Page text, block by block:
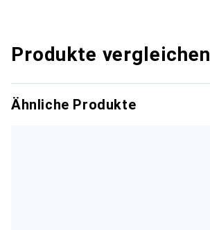
Produkte vergleichen
Ähnliche Produkte